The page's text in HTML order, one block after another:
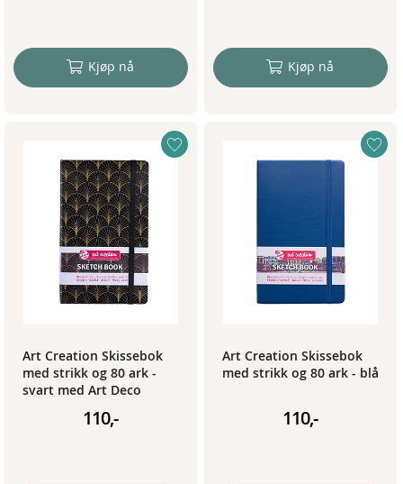
Kjøp nå Kjøp nå
Art Creation Skissebok
med strikk og 80 ark -
svart med Art Deco
110,-
Art Creation Skissebok
med strikk og 80 ark - blå
110,-